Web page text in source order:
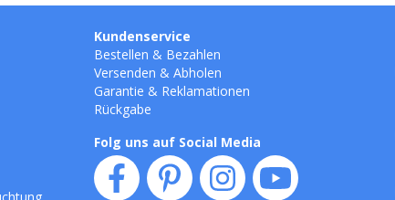
Kundenservice
Bestellen & Bezahlen
Versenden & Abholen
Garantie & Reklamationen
Rückgabe
Folg uns auf Social Media